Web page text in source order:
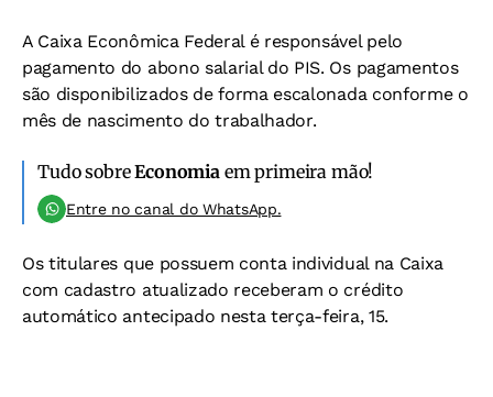
A Caixa Econômica Federal é responsável pelo
pagamento do abono salarial do PIS. Os pagamentos
são disponibilizados de forma escalonada conforme o
mês de nascimento do trabalhador.
Tudo sobreEconomiaem primeira mão!
Entre no canal do WhatsApp.
Os titulares que possuem conta individual na Caixa
com cadastro atualizado receberam o crédito
automático antecipado nesta terça-feira, 15.